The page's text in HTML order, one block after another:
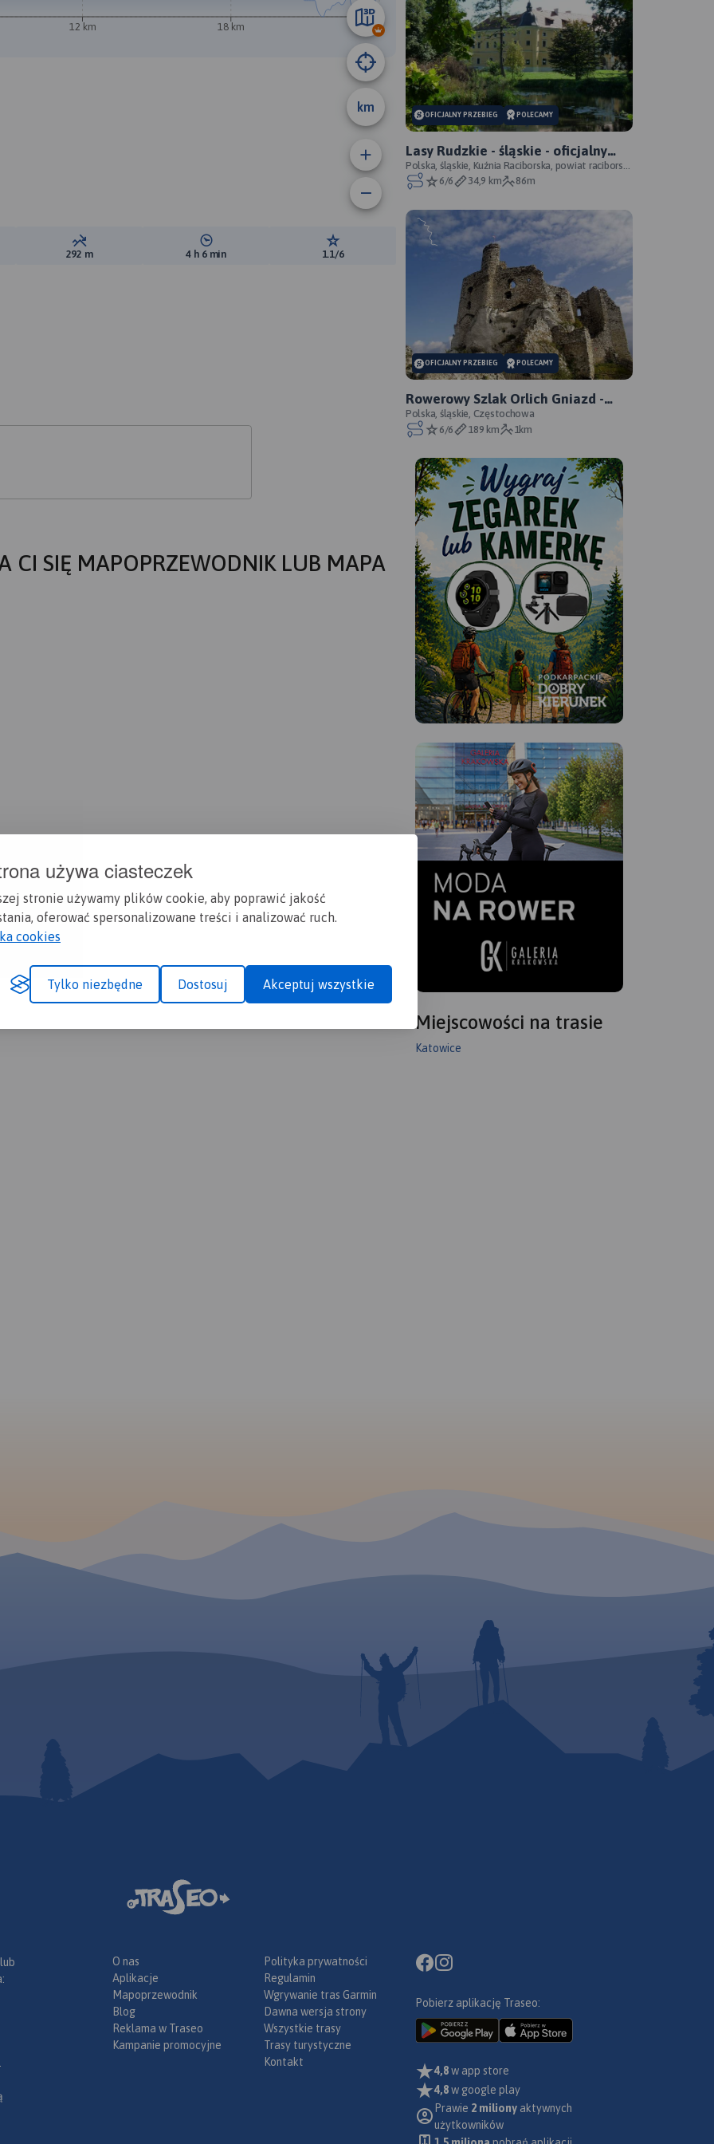
używa ciasteczek
stronie używamy plików cookie, aby poprawić jakość
oferować spersonalizowane treści i analizować ruch.
cookies
Tylko niezbędne Dostosuj Akceptuj wszystkie
km
12 km 18 km 24 km
Suma spadków:
292 m Średni czas potrzebny na pokonanie trasy:
4 h 6 min Ocena trasy:
1.1/6
CI SIĘ MAPOPRZEWODNIK LUB MAPA
OFICJALNY PRZEBIEG POLECAMY
Lasy Rudzkie - śląskie - oficjalny
przebieg
Polska, śląskie, Kuźnia Raciborska, powiat raciborski,
Park Krajobrazowy Cysterskie Kompozycje Krajo
6/6 34,9 km 86m
OFICJALNY PRZEBIEG POLECAMY
Rowerowy Szlak Orlich Gniazd -
oficjalny przebieg
Polska, śląskie, Częstochowa
6/6
189 km 1km
Miejscowości na trasie
Katowice
O nas
Aplikacje
Mapoprzewodnik
Blog
Reklama w Traseo
Kampanie promocyjne
Polityka prywatności
Regulamin
Wgrywanie tras Garmin
Dawna wersja strony
Wszystkie trasy
Trasy turystyczne
Kontakt
Pobierz aplikację Traseo:
4,8w app store
4,8w google play
Prawie 2 miliony aktywnych
użytkowników